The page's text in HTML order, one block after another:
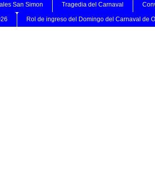
San Simon Tragedia del Carnaval
Rol de ingreso del Domingo del Carnaval de